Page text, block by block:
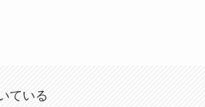
ている